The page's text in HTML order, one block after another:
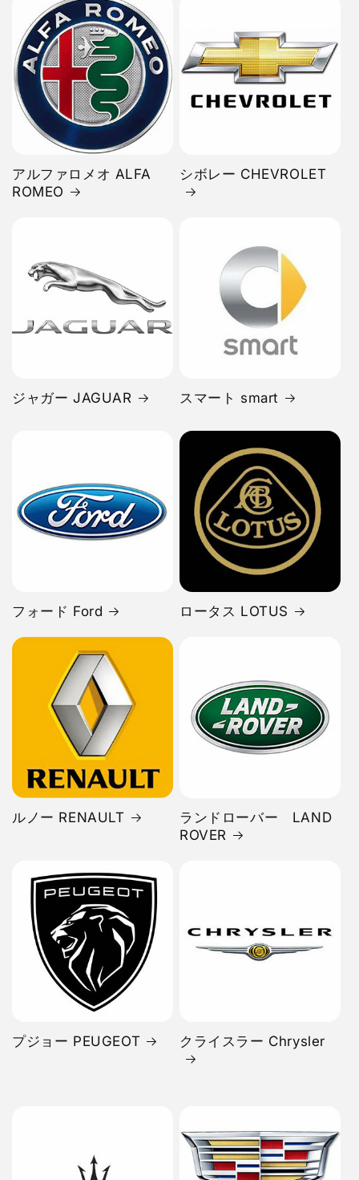
アルファロメオ ALFA
ROMEO
シボレー CHEVROLET
ジャガー JAGUAR スマート smart
フォード Ford ロータス LOTUS
ルノー RENAULT
ランドローバー LAND
ROVER
プジョー PEUGEOT クライスラー Chrysler